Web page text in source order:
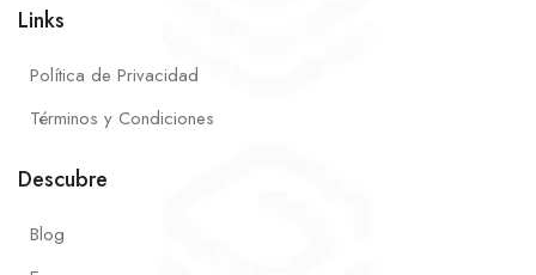
Links
Política de Privacidad
Términos y Condiciones
Descubre
Blog